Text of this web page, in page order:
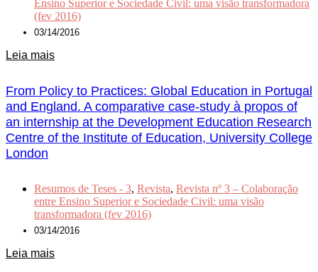
Ensino Superior e Sociedade Civil: uma visão transformadora
(fev 2016)
03/14/2016
Leia mais
From Policy to Practices: Global Education in Portugal
and England. A comparative case-study à propos of
an internship at the Development Education Research
Centre of the Institute of Education, University College
London
Resumos de Teses - 3, Revista, Revista nº 3 – Colaboração
entre Ensino Superior e Sociedade Civil: uma visão
transformadora (fev 2016)
03/14/2016
Leia mais